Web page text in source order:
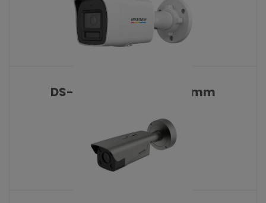
DS-2CD1047G3-LIU 2.8 mm